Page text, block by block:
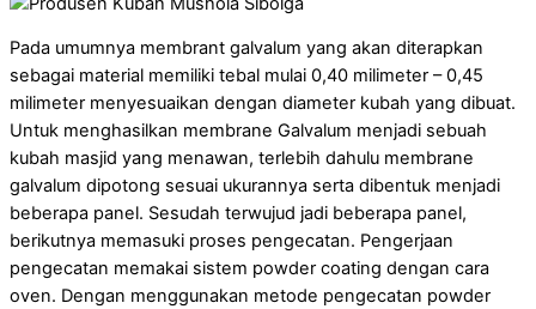
Pada umumnya membrant galvalum yang akan diterapkan
sebagai material memiliki tebal mulai 0,40 milimeter – 0,45
milimeter menyesuaikan dengan diameter kubah yang dibuat.
Untuk menghasilkan membrane Galvalum menjadi sebuah
kubah masjid yang menawan, terlebih dahulu membrane
galvalum dipotong sesuai ukurannya serta dibentuk menjadi
beberapa panel. Sesudah terwujud jadi beberapa panel,
berikutnya memasuki proses pengecatan. Pengerjaan
pengecatan memakai sistem powder coating dengan cara
oven. Dengan menggunakan metode pengecatan powder